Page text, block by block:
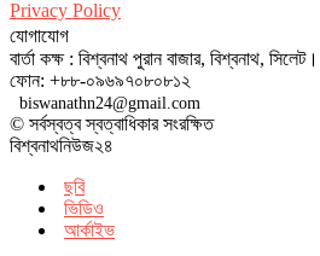
Privacy Policy
যোগাযোগ
বার্তা কক্ষ : বিশ্বনাথ পুরান বাজার, বিশ্বনাথ, সিলেট।
ফোন: +৮৮-০৯৬৯৭০৮০৮১২
biswanathn24@gmail.com
© সর্বস্বত্ব স্বত্বাধিকার সংরক্ষিত
বিশ্বনাথনিউজ২৪
ছবি
ভিডিও
আর্কাইভ